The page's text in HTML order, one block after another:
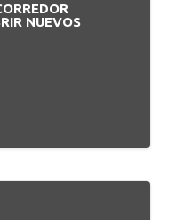
NUEVOS